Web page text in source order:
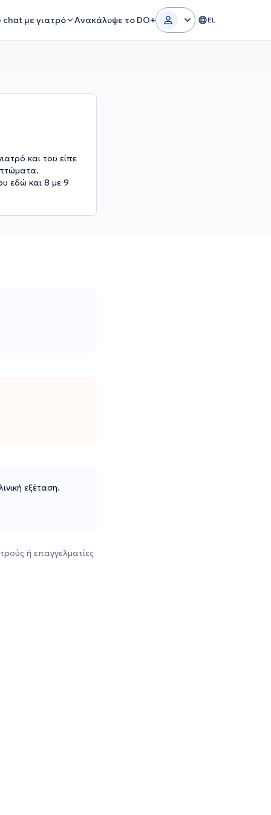
chat με γιατρό Ανακάλυψε το DO+ EL
και του είπε
εδώ και 8 με 9
εξέταση.
ή επαγγελματίες